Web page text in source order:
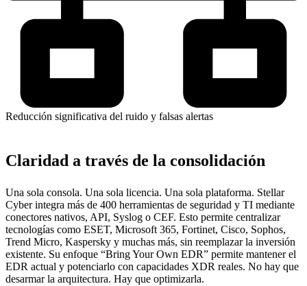
Reducción significativa del ruido y falsas alertas
Claridad a través de la consolidación
Una sola consola. Una sola licencia. Una sola plataforma. Stellar
Cyber integra más de 400 herramientas de seguridad y TI mediante
conectores nativos, API, Syslog o CEF. Esto permite centralizar
tecnologías como ESET, Microsoft 365, Fortinet, Cisco, Sophos,
Trend Micro, Kaspersky y muchas más, sin reemplazar la inversión
existente. Su enfoque “Bring Your Own EDR” permite mantener el
EDR actual y potenciarlo con capacidades XDR reales. No hay que
desarmar la arquitectura. Hay que optimizarla.